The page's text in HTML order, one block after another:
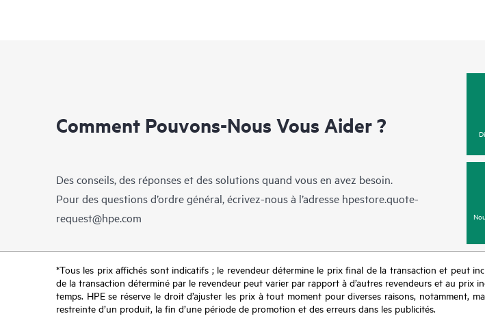
Comment Pouvons-Nous Vous Aider ?
Des conseils, des réponses et des solutions quand vous en avez besoin.
Pour des questions d’ordre général, écrivez-nous à l’adresse hpestore.quote-
request@hpe.com
*Tous les prix affichés sont indicatifs ; le revendeur détermine le prix final de la transaction et peut
de la transaction déterminé par le revendeur peut varier par rapport à d’autres revendeurs et au
temps. HPE se réserve le droit d’ajuster les prix à tout moment pour diverses raisons, notamment,
restreinte d’un produit, la fin d’une période de promotion et des erreurs dans les publicités.